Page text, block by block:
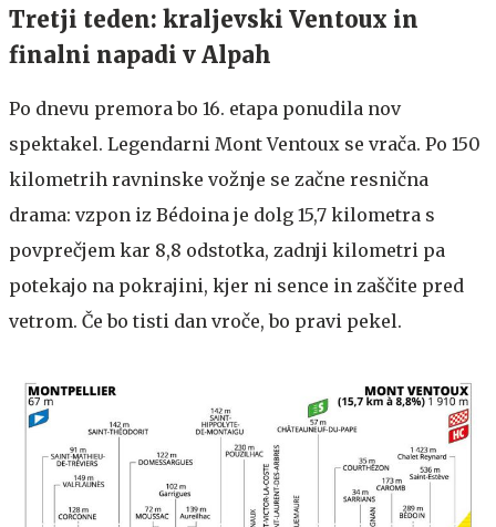
Tretji teden: kraljevski Ventoux in
finalni napadi v Alpah
Po dnevu premora bo 16. etapa ponudila nov
spektakel. Legendarni Mont Ventoux se vrača. Po 150
kilometrih ravninske vožnje se začne resnična
drama: vzpon iz Bédoina je dolg 15,7 kilometra s
povprečjem kar 8,8 odstotka, zadnji kilometri pa
potekajo na pokrajini, kjer ni sence in zaščite pred
vetrom. Če bo tisti dan vroče, bo pravi pekel.